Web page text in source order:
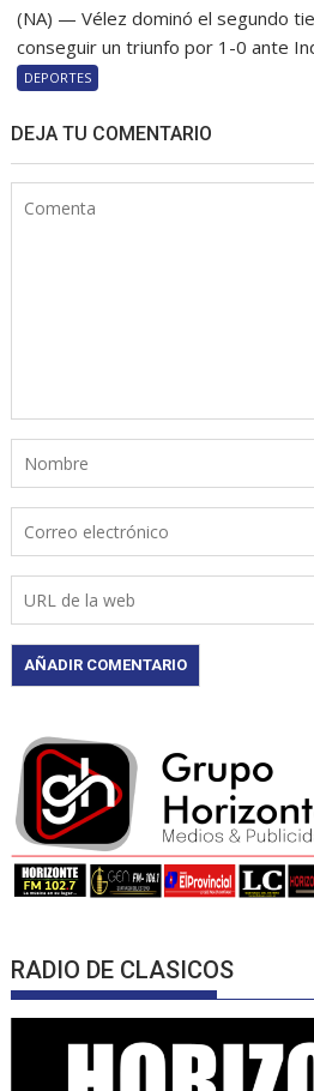
(NA) — Vélez dominó el segundo
conseguir un triunfo por 1-0 ante
DEPORTES
DEJA TU COMENTARIO
RADIO DE CLASICOS